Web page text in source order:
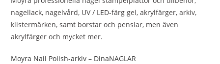
nagellack, nagelvård, UV / LED-färg gel, akrylfärger, arkiv,
klistermärken, samt borstar och penslar, men även
akrylfärger och mycket mer.
Moyra Nail Polish-arkiv – DinaNAGLAR